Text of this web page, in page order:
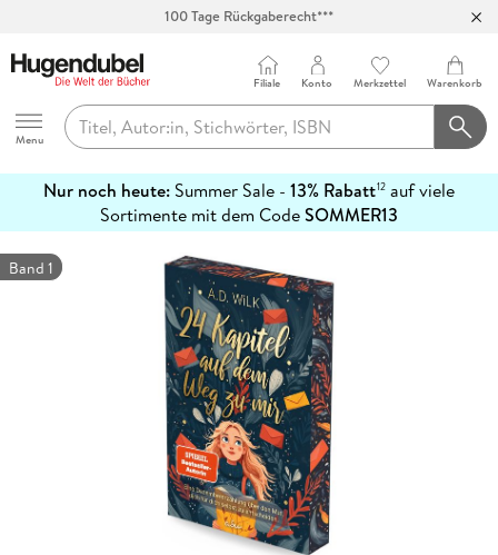
100 Tage Rückgaberecht***
Hugendubel
Menu
Filiale Konto Merkzettel Warenkorb
Nur noch heute: Summer Sale - 13% Rabatt12 auf viele
Sortimente mit dem CodeSOMMER13
erfahren
Band 1